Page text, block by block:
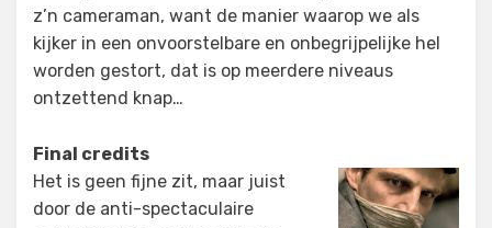
z’n cameraman, want de manier waarop we als
kijker in een onvoorstelbare en onbegrijpelijke hel
worden gestort, dat is op meerdere niveaus
ontzettend knap…
Final credits
Het is geen fijne zit, maar juist
door de anti-spectaculaire